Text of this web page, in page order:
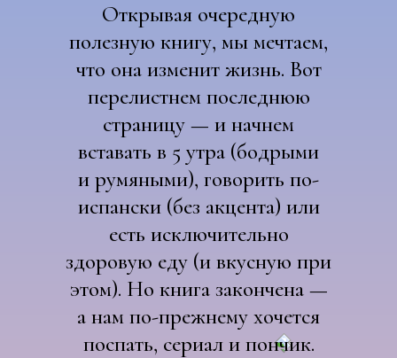
Открывая очередную
полезную книгу, мы мечтаем,
что она изменит жизнь. Вот
перелистнем последнюю
страницу — и начнем
вставать в 5 утра (бодрыми
и румяными), говорить по-
испански (без акцента) или
есть исключительно
здоровую еду (и вкусную при
этом). Но книга закончена —
а нам по-прежнему хочется
поспать, сериал и пончик.